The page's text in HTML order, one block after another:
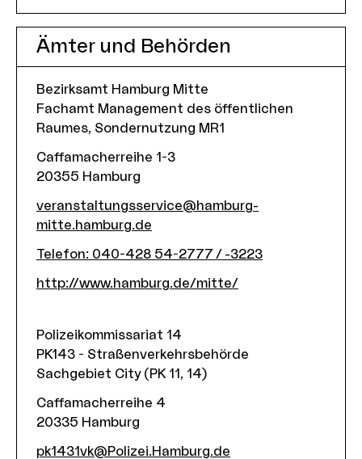
Ämter und Behörden
Bezirksamt Hamburg Mitte
Fachamt Management des öffentlichen
Raumes, Sondernutzung MR1
Caffamacherreihe 1-3
20355 Hamburg
veranstaltungsservice@hamburg-
mitte.hamburg.de
Telefon: 040-428 54-2777 / -3223
http://www.hamburg.de/mitte/
Polizeikommissariat 14
PK143 - Straßenverkehrsbehörde
Sachgebiet City (PK 11, 14)
Caffamacherreihe 4
20335 Hamburg
pk1431vk@Polizei.Hamburg.de